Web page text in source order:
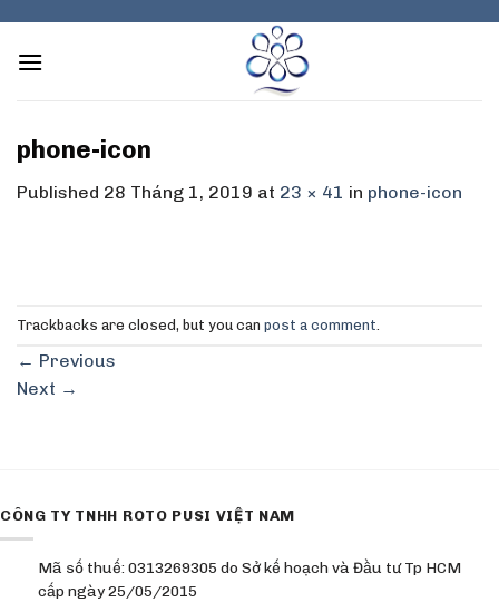
content
phone-icon
Published 28 Tháng 1, 2019 at 23 × 41 in phone-icon
Trackbacks are closed, but you can post a comment
← Previous
Next →
CÔNG TY TNHH ROTO PUSI VIỆT NAM
Mã số thuế: 0313269305 do Sở kế hoạch và Đầu tư Tp HCM
cấp ngày 25/05/2015